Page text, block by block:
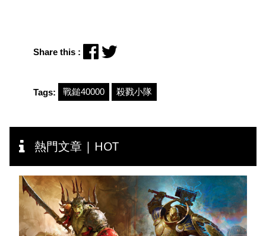
Share this :
Tags: 戰鎚40000 殺戮小隊
熱門文章 | HOT